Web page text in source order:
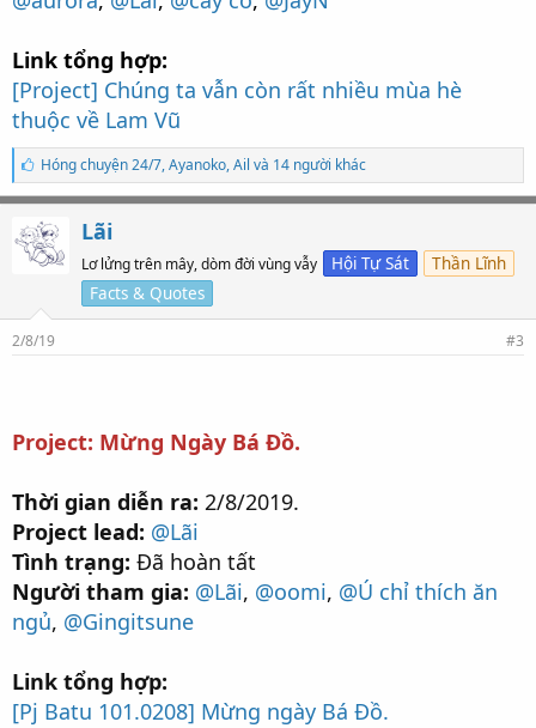
Link tổng hợp:
[Project] Chúng ta vẫn còn rất nhiều mùa hè
thuộc về Lam Vũ
S
ố
l
ư
ợ
t
í
c
Hóng chuyện 24/7,Ayanoko,Ail và 14 người khác
Lãi
Lơ lửng trên mây, dòm đời vùng vẫy Hội Tự Sát
Thần Lĩnh
Facts & Quotes
2/8/19 #3
Project: Mừng Ngày Bá Đồ.
Thời gian diễn ra: 2/8/2019.
Project lead: @Lãi
Tình trạng: Đã hoàn tất
Người tham gia: @Lãi, @oomi, @Ú chỉ thích ăn
ngủ, @Gingitsune
Link tổng hợp:
[Pj Batu 101.0208] Mừng ngày Bá Đồ.